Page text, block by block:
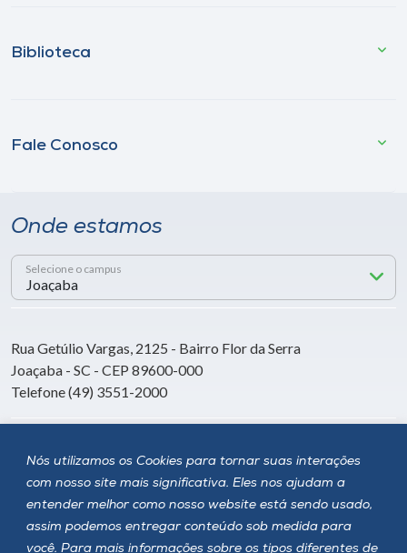
Nós utilizamos os Cookies para tornar suas interações
com nosso site mais significativa. Eles nos ajudam a
entender melhor como nosso website está sendo usado,
assim podemos entregar conteúdo sob medida para
você. Para mais informações sobre os tipos diferentes de
Biblioteca
Fale Conosco
Onde estamos
Selecione o campus
Rua Getúlio Vargas, 2125 - Bairro Flor da Serra
Joaçaba - SC - CEP 89600-000
Telefone (49) 3551-2000
Siga a Unoesc